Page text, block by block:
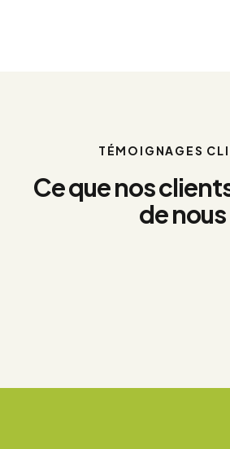
TÉMOIGNAGES
Ce que nos
de nous